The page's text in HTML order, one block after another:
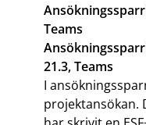
Teams
21.3, Teams
I
projektansökan.